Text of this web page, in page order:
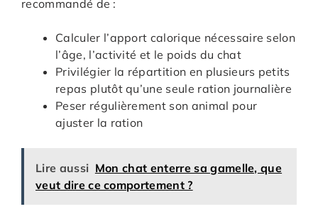
recommandé de :
Calculer l’apport calorique nécessaire selon
l’âge, l’activité et le poids du chat
Privilégier la répartition en plusieurs petits
repas plutôt qu’une seule ration journalière
Peser régulièrement son animal pour
ajuster la ration
Lire aussi Mon chat enterre sa gamelle, que
veut dire ce comportement ?